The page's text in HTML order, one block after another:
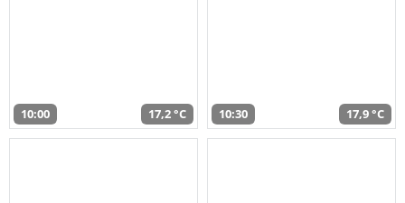
10:00 17,2 °C 10:30 17,9 °C